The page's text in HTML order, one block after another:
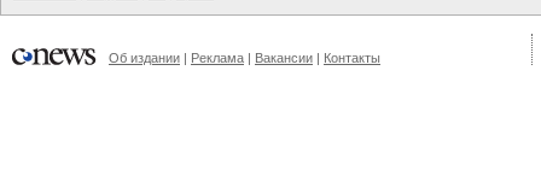
Об издании | Реклама | Вакансии | Контакты